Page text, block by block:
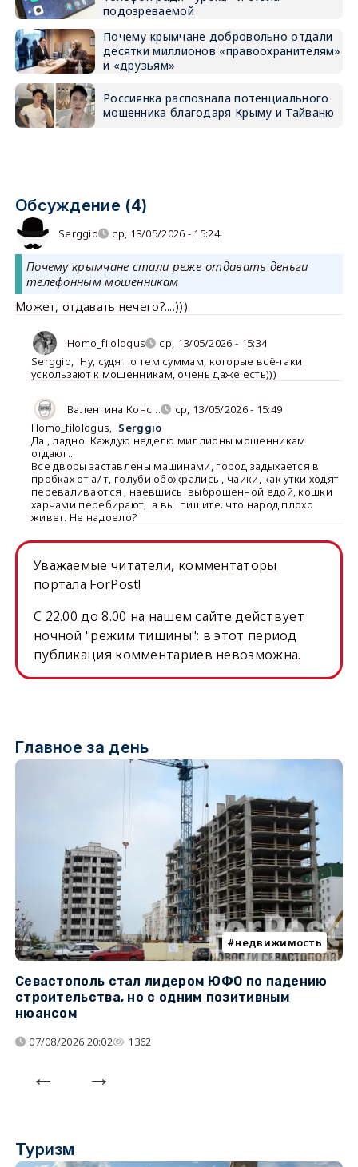
подозреваемой
Почему крымчане добровольно отдали
десятки миллионов «правоохранителям»
и «друзьям»
Россиянка распознала потенциального
мошенника благодаря Крыму и Тайваню
Обсуждение (4)
Serggio ср, 13/05/2026 - 15:24
Почему крымчане стали реже отдавать деньги
телефонным мошенникам
Может, отдавать нечего?....)))
Homo_filologus
ср, 13/05/2026 - 15:34
Serggio, Ну, судя по тем суммам, которые всё-таки
ускользают к мошенникам, очень даже есть)))
Валентина Конс…
ср, 13/05/2026 - 15:49
Homo_filologus, Serggio
Да , ладно! Каждую неделю миллионы мошенникам
отдают...
Все дворы заставлены машинами, город задыхается в
пробках от а/ т, голуби обожрались , чайки, как утки ходят
переваливаются , наевшись выброшенной едой, кошки
харчами перебирают, а вы пишите. что народ плохо
живет. Не надоело?
Уважаемые читатели, комментаторы
портала ForPost!
C 22.00 до 8.00 на нашем сайте действует
ночной "режим тишины": в этот период
публикация комментариев невозможна.
Главное за день
недвижимость
Севастополь стал лидером ЮФО по падению
строительства, но с одним позитивным
нюансом
07/08/2026 20:02 1362
Туризм